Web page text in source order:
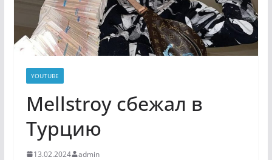
YOUTUBE
Mellstroy сбежал в
Турцию
13.02.2024 admin